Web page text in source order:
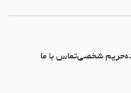
حریم شخصیتماس با ما